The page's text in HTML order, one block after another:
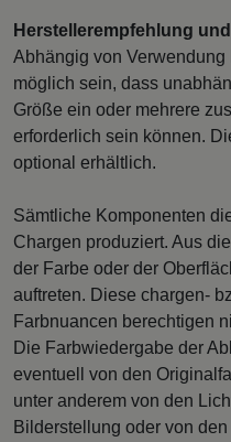
Herstellerempfehlung
Abhängig von
möglich sein, dass
Größe ein oder mehrere
erforderlich sein können.
optional erhältlich.
Sämtliche Komponenten
Chargen produziert. Aus
der Farbe oder der
auftreten. Diese chargen-
Farbnuancen berechtigen
Die Farbwiedergabe der
eventuell von den
unter anderem von den
Bilderstellung oder von